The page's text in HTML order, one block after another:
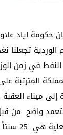
حكومة اياد
الوردية
في زمن
المترتبة
ميناء
من قبل
سنتاً فقط